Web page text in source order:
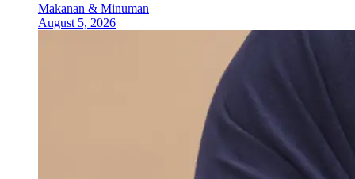
Makanan & Minuman
August 5, 2026